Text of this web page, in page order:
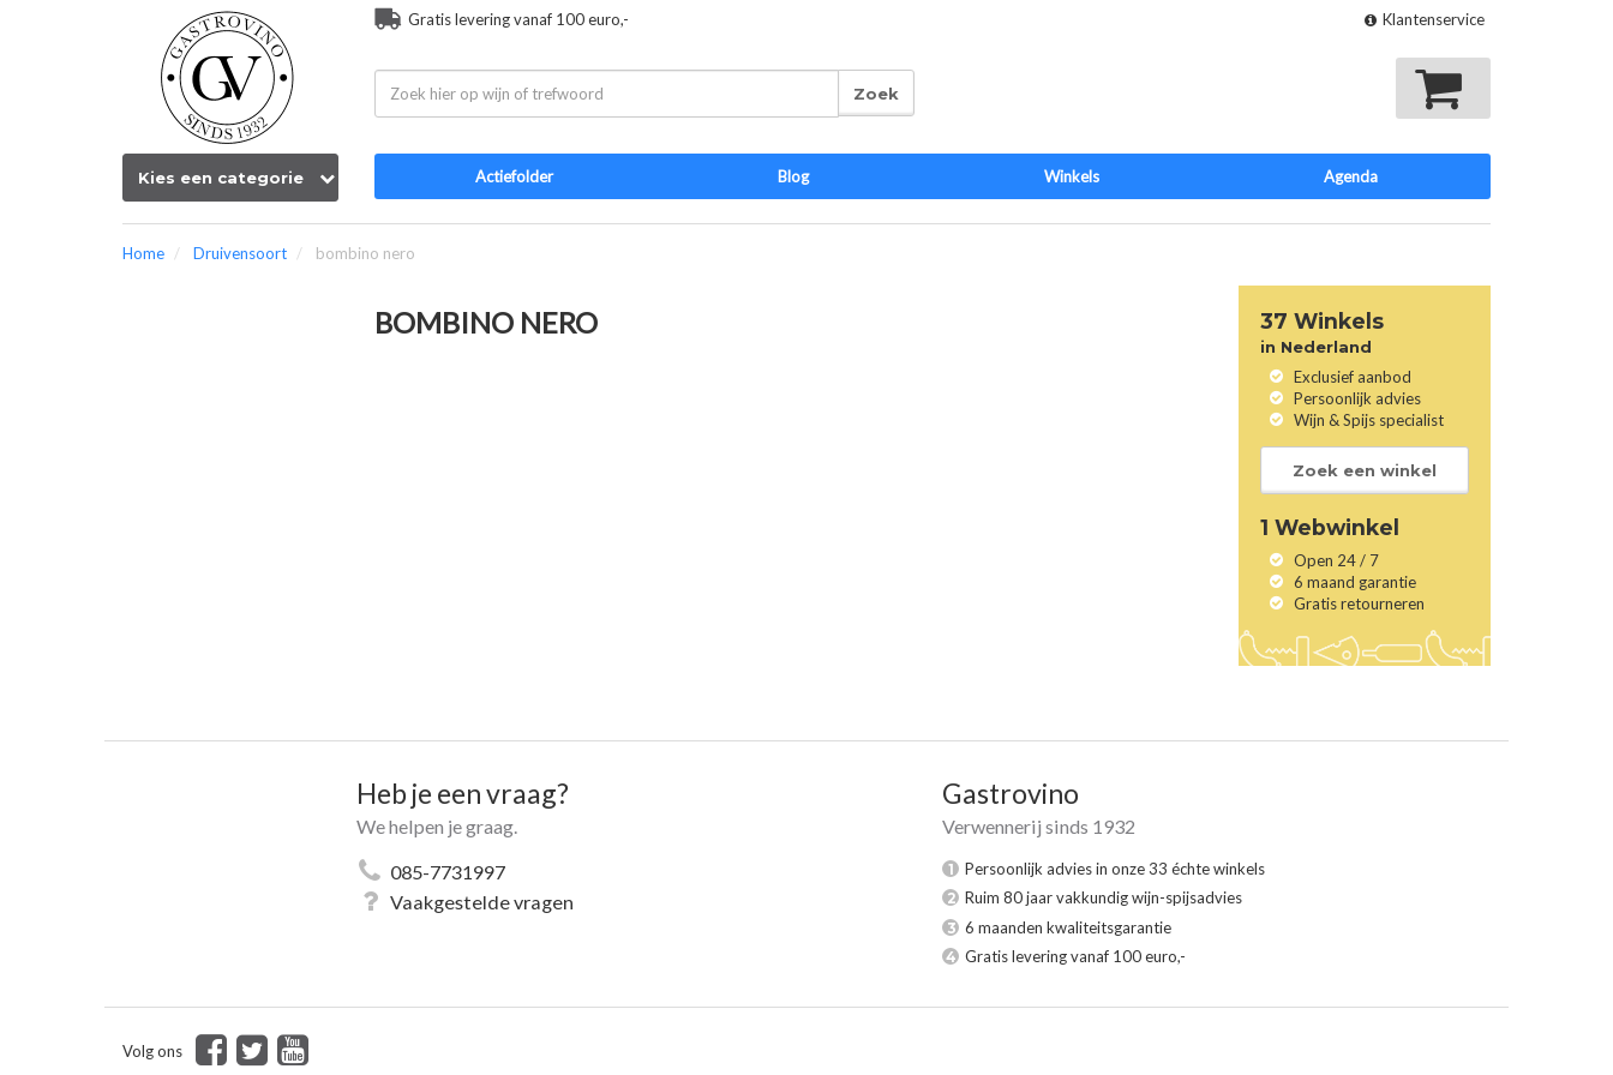
Gratis levering vanaf 100 euro,- Klantenservice
Zoek
Mijn winkelmand
Kies een categorie Actiefolder Blog Winkels Agenda
Home Druivensoort bombino nero
BOMBINO NERO 37 Winkels
in Nederland
Exclusief aanbod
Persoonlijk advies
Wijn & Spijs specialist
Zoek een winkel
1 Webwinkel
Open 24 / 7
6 maand garantie
Gratis retourneren
Heb je een vraag?
We helpen je graag.
085-7731997
Vaakgestelde vragen
Gastrovino
Verwennerij sinds 1932
1 Persoonlijk advies in onze 33 échte winkels
2 Ruim 80 jaar vakkundig wijn-spijsadvies
3 6 maanden kwaliteitsgarantie
4 Gratis levering vanaf 100 euro,-
Volg ons